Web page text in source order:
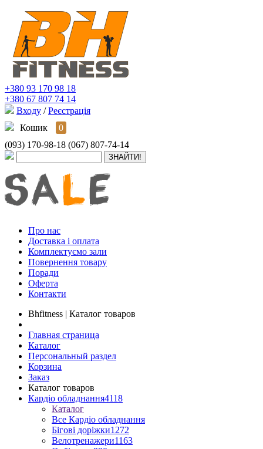
+380 93 170 98 18
+380 67 807 74 14
Входу / Реєстрація
Кошик
0
(093) 170-98-18 (067) 807-74-14
Про нас
Доставка і оплата
Комплектуємо зали
Повернення товару
Поради
Оферта
Контакти
Bhfitness | Каталог товаров
Главная страница
Каталог
Персональный раздел
Корзина
Заказ
Каталог товаров
Кардіо обладнання4118
Каталог
Все Кардіо обладнання
Бігові доріжки1272
Велотренажери1163